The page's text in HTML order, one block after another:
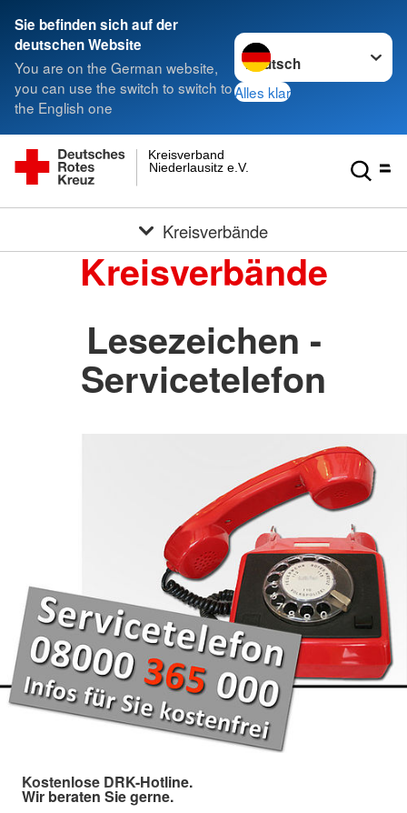
Sie befinden sich auf der
deutschen Website
You are on the German website,
you can use the switch to switch to
the English one
Sprache wechseln zu
Alles klar
Niederlausitz e.V.
Kreisverband
Kreisverbände
Kreisverbände
Lesezeichen -
Servicetelefon
Kostenlose DRK-Hotline.
Wir beraten Sie gerne.